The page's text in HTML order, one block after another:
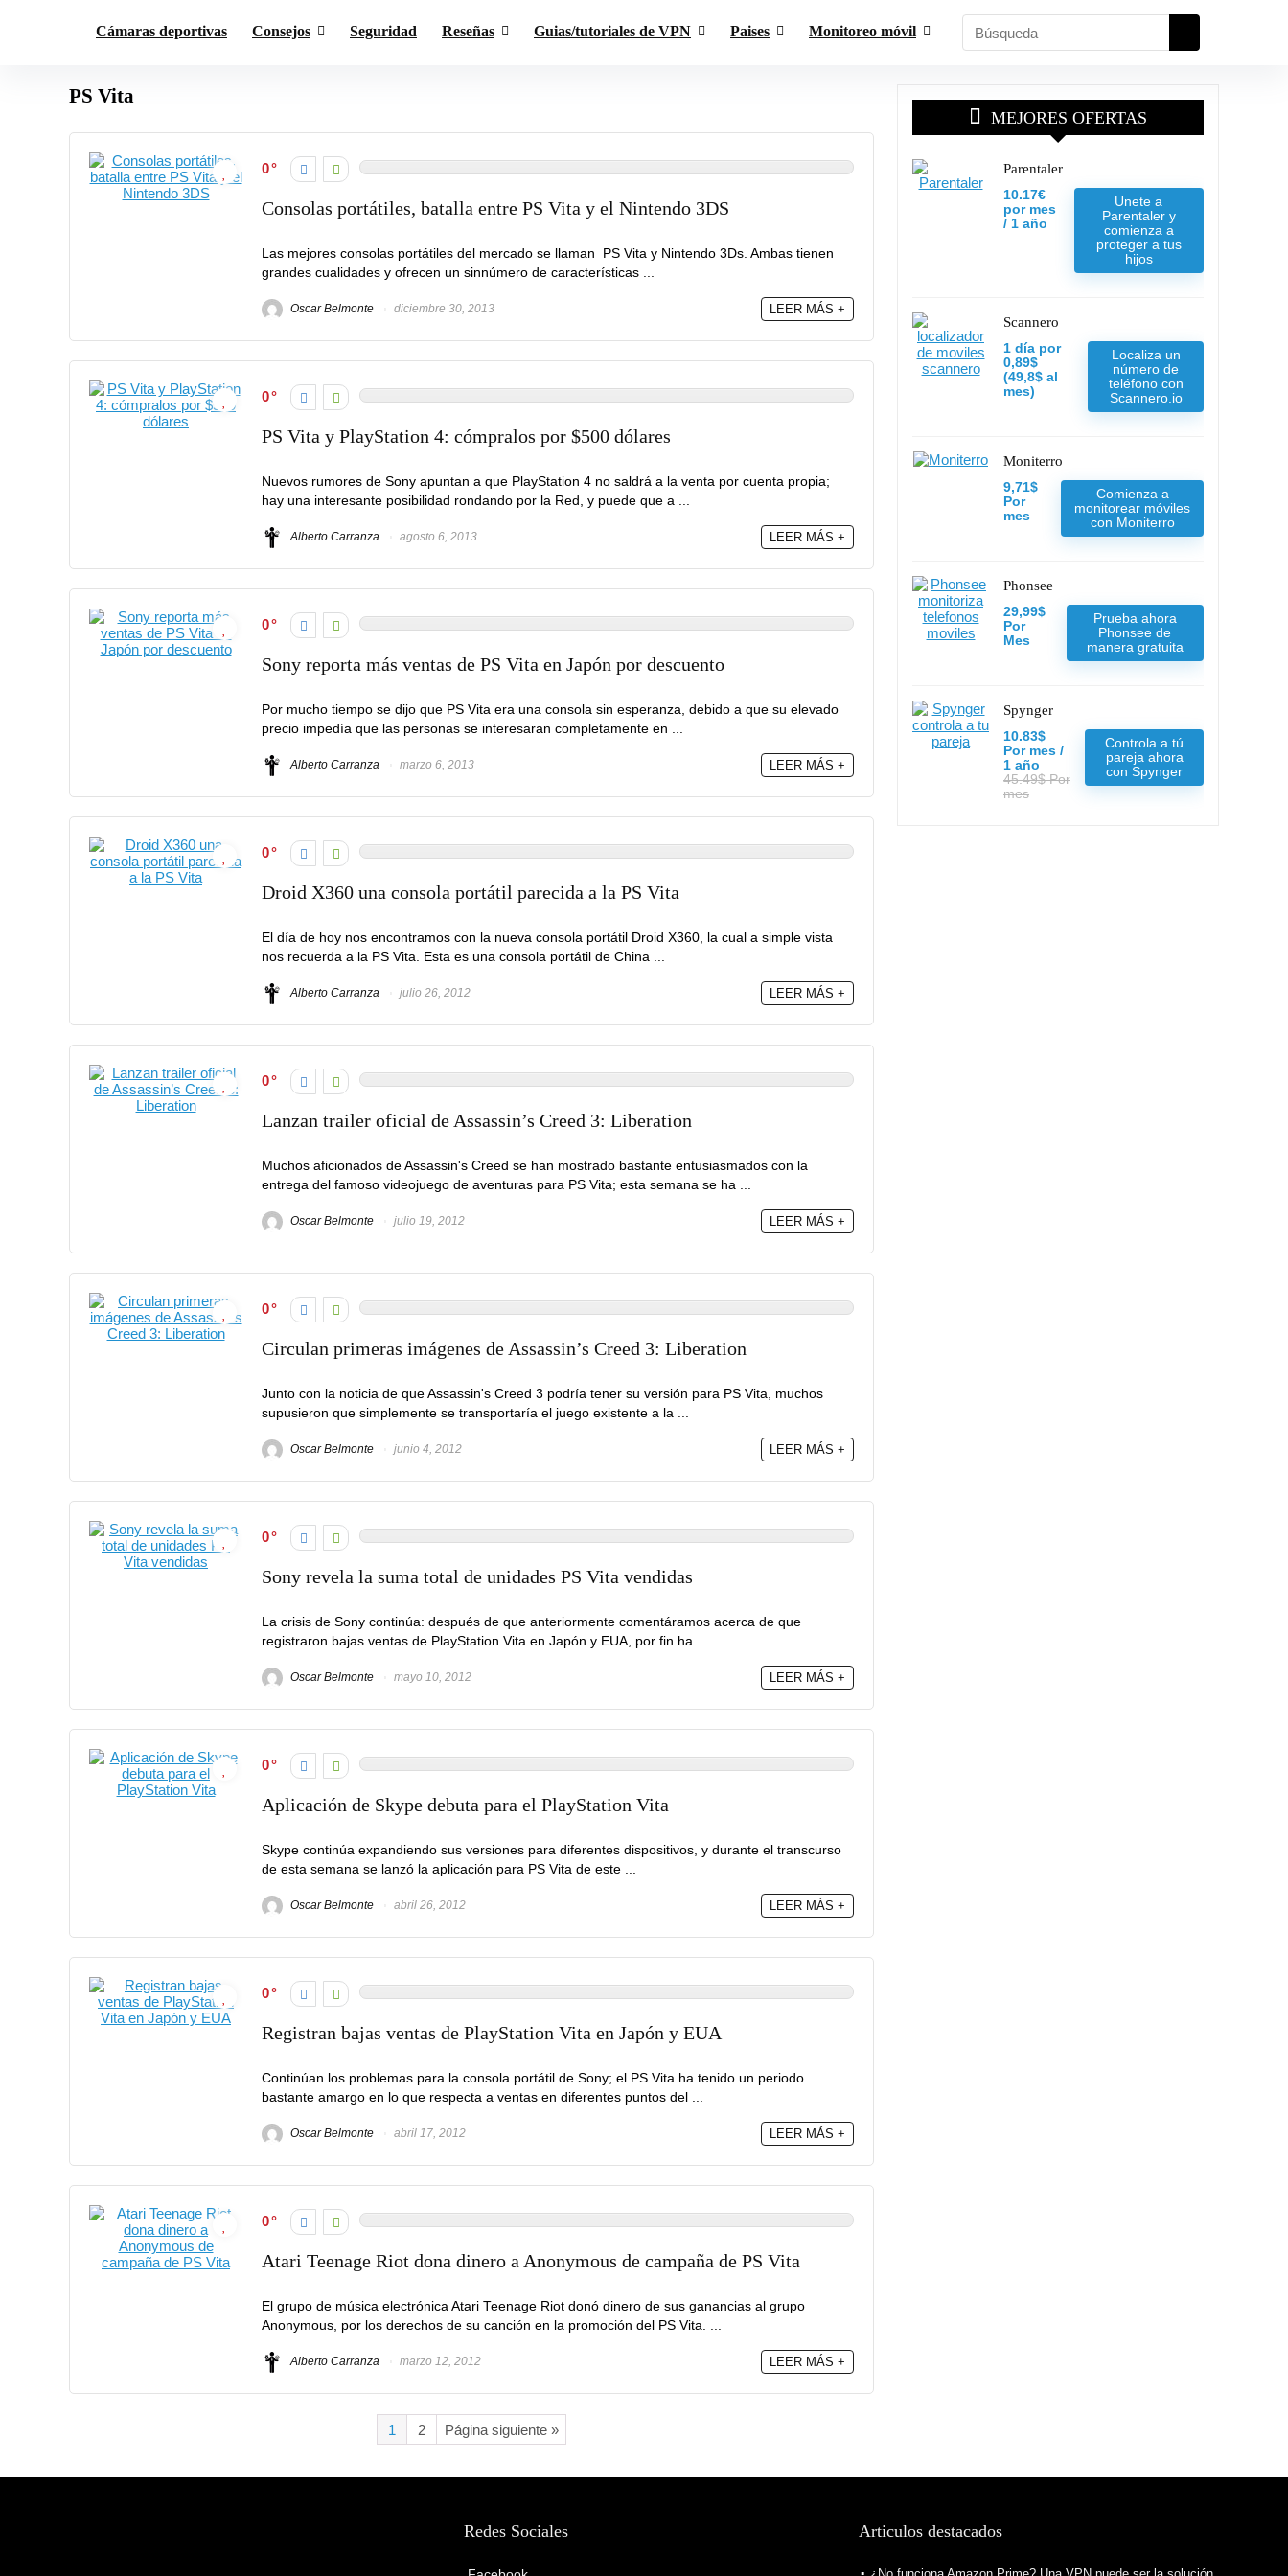
Cámaras deportivas Consejos Seguridad Reseñas Guias/tutoriales de VPN Paises Monitoreo móvil
PS Vita
0
Consolas portátiles, batalla entre PS Vita y el Nintendo 3DS
Las mejores consolas portátiles del mercado se llaman PS Vita y Nintendo 3Ds. Ambas tienen
grandes cualidades y ofrecen un sinnúmero de características ...
Oscar Belmonte diciembre 30, 2013 LEER MÁS +
0
PS Vita y PlayStation 4: cómpralos por $500 dólares
Nuevos rumores de Sony apuntan a que PlayStation 4 no saldrá a la venta por cuenta propia;
hay una interesante posibilidad rondando por la Red, y puede que a ...
Alberto Carranza agosto 6, 2013 LEER MÁS +
0
Sony reporta más ventas de PS Vita en Japón por descuento
Por mucho tiempo se dijo que PS Vita era una consola sin esperanza, debido a que su elevado
precio impedía que las personas se interesaran completamente en ...
Alberto Carranza marzo 6, 2013 LEER MÁS +
0
Droid X360 una consola portátil parecida a la PS Vita
El día de hoy nos encontramos con la nueva consola portátil Droid X360, la cual a simple vista
nos recuerda a la PS Vita. Esta es una consola portátil de China ...
Alberto Carranza julio 26, 2012 LEER MÁS +
0
Lanzan trailer oficial de Assassin’s Creed 3: Liberation
Muchos aficionados de Assassin's Creed se han mostrado bastante entusiasmados con la
entrega del famoso videojuego de aventuras para PS Vita; esta semana se ha ...
Oscar Belmonte julio 19, 2012 LEER MÁS +
0
Circulan primeras imágenes de Assassin’s Creed 3: Liberation
Junto con la noticia de que Assassin's Creed 3 podría tener su versión para PS Vita, muchos
supusieron que simplemente se transportaría el juego existente a la ...
Oscar Belmonte junio 4, 2012 LEER MÁS +
0
Sony revela la suma total de unidades PS Vita vendidas
La crisis de Sony continúa: después de que anteriormente comentáramos acerca de que
registraron bajas ventas de PlayStation Vita en Japón y EUA, por fin ha ...
Oscar Belmonte mayo 10, 2012 LEER MÁS +
0
Aplicación de Skype debuta para el PlayStation Vita
Skype continúa expandiendo sus versiones para diferentes dispositivos, y durante el transcurso
de esta semana se lanzó la aplicación para PS Vita de este ...
Oscar Belmonte abril 26, 2012 LEER MÁS +
0
Registran bajas ventas de PlayStation Vita en Japón y EUA
Continúan los problemas para la consola portátil de Sony; el PS Vita ha tenido un periodo
bastante amargo en lo que respecta a ventas en diferentes puntos del ...
Oscar Belmonte abril 17, 2012 LEER MÁS +
0
Atari Teenage Riot dona dinero a Anonymous de campaña de PS Vita
El grupo de música electrónica Atari Teenage Riot donó dinero de sus ganancias al grupo
Anonymous, por los derechos de su canción en la promoción del PS Vita. ...
Alberto Carranza marzo 12, 2012 LEER MÁS +
1 2 Página siguiente »
MEJORES OFERTAS
Parentaler
10.17€
por mes
/ 1 año
Unete a
Parentaler y
comienza a
proteger a tus
hijos
Scannero
1 día por
0,89$
(49,8$ al
mes)
Localiza un
número de
teléfono con
Scannero.io
Moniterro
9,71$
Por
mes
Comienza a
monitorear móviles
con Moniterro
Phonsee
29,99$
Por
Mes
Prueba ahora
Phonsee de
manera gratuita
Spynger
10.83$
Por mes /
1 año
45.49$ Por
mes
Controla a tú
pareja ahora
con Spynger
Redes Sociales Articulos destacados